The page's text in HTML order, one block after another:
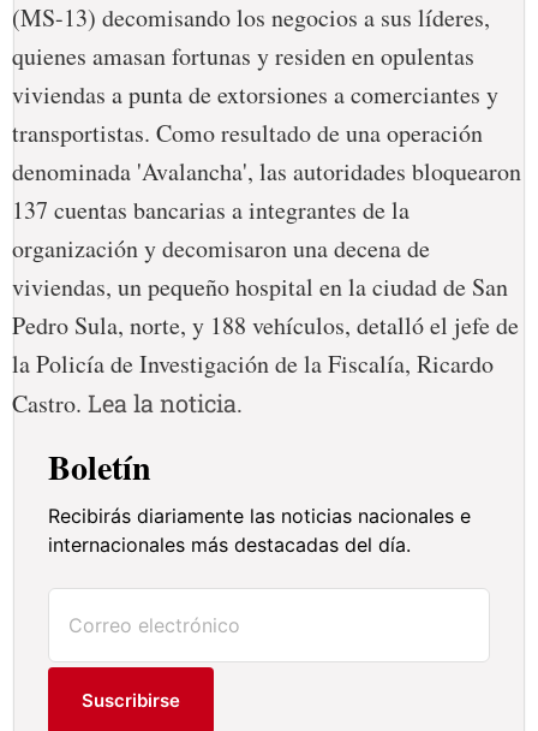
(MS-13) decomisando los negocios a sus líderes,
quienes amasan fortunas y residen en opulentas
viviendas a punta de extorsiones a comerciantes y
transportistas. Como resultado de una operación
denominada 'Avalancha', las autoridades bloquearon
137 cuentas bancarias a integrantes de la
organización y decomisaron una decena de
viviendas, un pequeño hospital en la ciudad de San
Pedro Sula, norte, y 188 vehículos, detalló el jefe de
la Policía de Investigación de la Fiscalía, Ricardo
Castro. Lea la noticia.
Boletín
Recibirás diariamente las noticias nacionales e
internacionales más destacadas del día.
Suscribirse